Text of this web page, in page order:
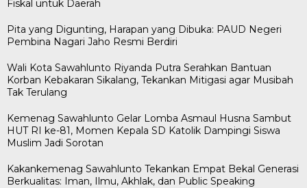
Fiskal untuk Daerah
Pita yang Digunting, Harapan yang Dibuka: PAUD Negeri
Pembina Nagari Jaho Resmi Berdiri
Wali Kota Sawahlunto Riyanda Putra Serahkan Bantuan
Korban Kebakaran Sikalang, Tekankan Mitigasi agar Musibah
Tak Terulang
Kemenag Sawahlunto Gelar Lomba Asmaul Husna Sambut
HUT RI ke-81, Momen Kepala SD Katolik Dampingi Siswa
Muslim Jadi Sorotan
Kakankemenag Sawahlunto Tekankan Empat Bekal Generasi
Berkualitas: Iman, Ilmu, Akhlak, dan Public Speaking